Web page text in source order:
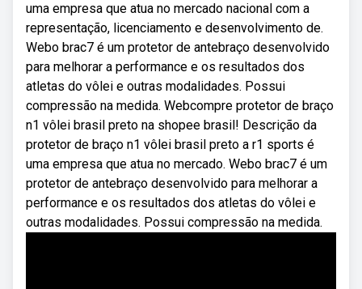
uma empresa que atua no mercado nacional com a
representação, licenciamento e desenvolvimento de.
Webo brac7 é um protetor de antebraço desenvolvido
para melhorar a performance e os resultados dos
atletas do vôlei e outras modalidades. Possui
compressão na medida. Webcompre protetor de braço
n1 vôlei brasil preto na shopee brasil! Descrição da
protetor de braço n1 vôlei brasil preto a r1 sports é
uma empresa que atua no mercado. Webo brac7 é um
protetor de antebraço desenvolvido para melhorar a
performance e os resultados dos atletas do vôlei e
outras modalidades. Possui compressão na medida.